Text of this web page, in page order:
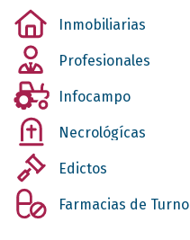
Inmobiliarias
Profesionales
Infocampo
Necrológícas
Edictos
Farmacias de Turno